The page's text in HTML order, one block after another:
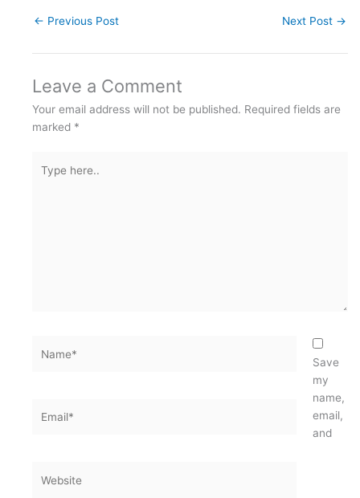
← Previous Post Next Post →
Leave a Comment
Your email address will not be published. Required fields are
marked *
here..
Save
my
name,
email,
and